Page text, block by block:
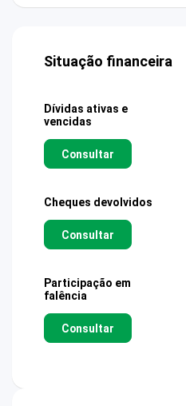
Situação financeira
Dívidas ativas e
vencidas
Consultar
Cheques devolvidos
Consultar
Participação em
falência
Consultar